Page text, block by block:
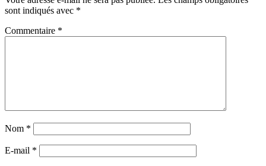
sont indiqués avec *
Commentaire *
Nom *
E-mail *